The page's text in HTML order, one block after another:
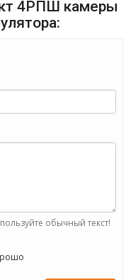
4РПШ камеры
обычный текст!